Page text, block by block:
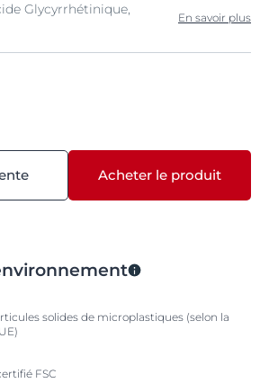
Glycyrrhétinique,
En savoir plus
Acheter le produit
solides de microplastiques (selon la
FSC